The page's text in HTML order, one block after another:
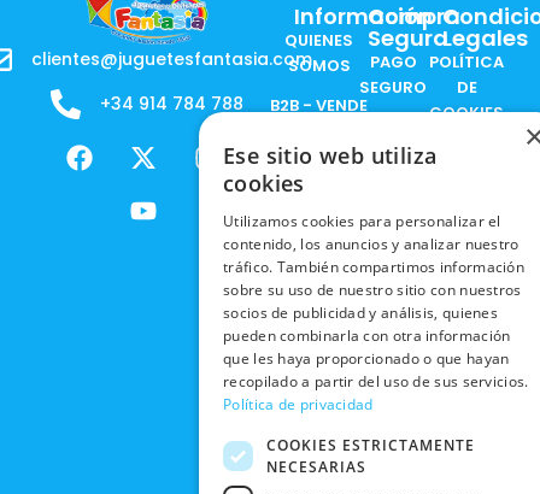
clientes@juguetesfantasia.com
+34 914 784 788
F
a
X
-
t
w
m
Y
o
u
t
Información
QUIENES
SOMOS
B2B - VENDE
PRODUCTOS
RESPONSABILIDAD
SOCIAL
TRABAJA
CON
NOSOTROS
NUESTRAS
TIENDAS
BLACK
FRIDAY
Compra
Segura
PAGO
SEGURO
NACIONALES
INTERNACIONALES
RECOGIDA
EN TIENDA
DEVOLUCIONES
Y CAMBIOS
CANCELAR
PEDIDO
Legales
POLÍTICA
DE
COOKIES
POLÍTICAS
EN RRSS
POLÍTICA DE
PRIVACIDAD
CONDICIONES
DE COMPRA
Ese sitio web utiliza
cookies
Utilizamos cookies para personalizar el
contenido, los anuncios y analizar nuestro
tráfico. También compartimos información
sobre su uso de nuestro sitio con nuestros
socios de publicidad y análisis, quienes
pueden combinarla con otra información
que les haya proporcionado o que hayan
recopilado a partir del uso de sus servicios.
Política de privacidad
COOKIES ESTRICTAMENTE
NECESARIAS